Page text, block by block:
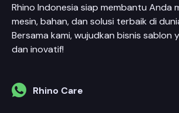
Rhino Indonesia siap membantu Anda
mesin, bahan, dan solusi terbaik di
Bersama kami, wujudkan bisnis sablon
dan inovatif!
Rhino Care